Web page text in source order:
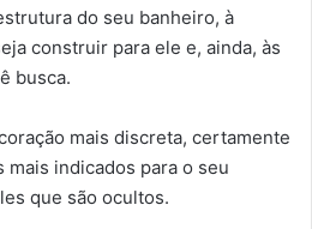
do seu banheiro, à
construir para ele e, ainda, às
busca.
mais discreta, certamente
indicados para o seu
que são ocultos.